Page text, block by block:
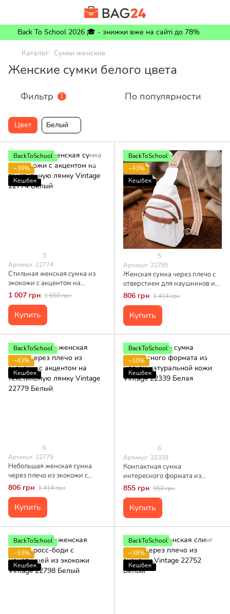
Back To School 2026 🎓 - знижки вже на сайті до 78%
Каталог Сумки женские
Женские сумки белого цвета
Фильтр 1 По популярности
Цвет Белый
BackToSchool
−39%
Кешбек
5
Артикул: 22774
Стильная женская сумка из
экокожи с акцентом на
текстильную лямку Vintage
22774 Белый
1 007 грн 1 650 грн
Купить
BackToSchool
−43%
Кешбек
5
Артикул: 22785
Женская сумка через плечо с
отверстием для наушников из
экокожи Vintage 22785 Белый
806 грн 1 414 грн
Купить
BackToSchool
−43%
Кешбек
6
Артикул: 22779
Небольшая женская сумка
через плечо из экокожи с
акцентом на текстильную
лямку Vintage 22779 Белый
806 грн 1 414 грн
Купить
BackToSchool
−10%
Кешбек
6
Артикул: 22339
Компактная сумка
интересного формата из
мягкой натуральной кожи
Vintage 22339 Белая
855 грн 950 грн
Купить
BackToSchool
−33%
Кешбек
BackToSchool
−38%
Кешбек